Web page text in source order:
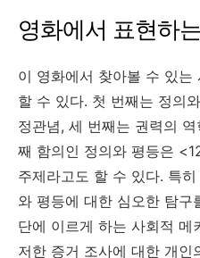
영화에서 표현하
이 영화에서 찾아볼 수 있는
할 수 있다. 첫 번째는 정의
정관념, 세 번째는 권력의
째 함의인 정의와 평등은
주제라고도 할 수 있다. 특
와 평등에 대한 심오한 탐
단에 이르게 하는 사회적 메
저한 증거 조사에 대한 개인